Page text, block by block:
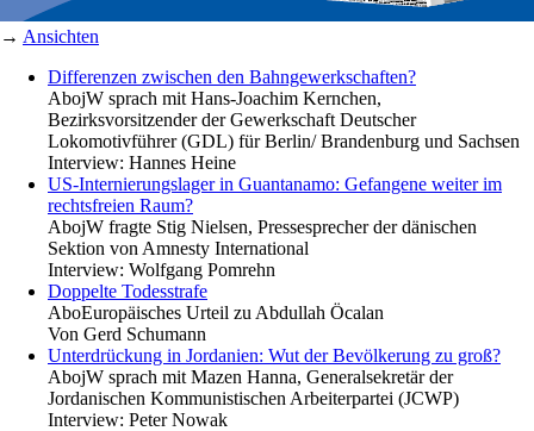
→ Ansichten
Differenzen zwischen den Bahngewerkschaften?
AbojW sprach mit Hans-Joachim Kernchen,
Bezirksvorsitzender der Gewerkschaft Deutscher
Lokomotivführer (GDL) für Berlin/ Brandenburg und Sachsen
Interview: Hannes Heine
US-Internierungslager in Guantanamo: Gefangene weiter im
rechtsfreien Raum?
AbojW fragte Stig Nielsen, Pressesprecher der dänischen
Sektion von Amnesty International
Interview: Wolfgang Pomrehn
Doppelte Todesstrafe
AboEuropäisches Urteil zu Abdullah Öcalan
Von Gerd Schumann
Unterdrückung in Jordanien: Wut der Bevölkerung zu groß?
AbojW sprach mit Mazen Hanna, Generalsekretär der
Jordanischen Kommunistischen Arbeiterpartei (JCWP)
Interview: Peter Nowak